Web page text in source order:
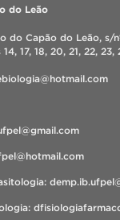
do Leão
do Capão do Leão, s/
17, 18, 20, 21, 22, 23,